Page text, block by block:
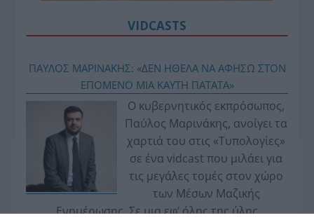
VIDCASTS
ΠΑΥΛΟΣ ΜΑΡΙΝΑΚΗΣ: «ΔΕΝ ΗΘΕΛΑ ΝΑ ΑΦΗΣΩ ΣΤΟΝ
ΕΠΟΜΕΝΟ ΜΙΑ ΚΑΥΤΗ ΠΑΤΑΤΑ»
Ο κυβερνητικός εκπρόσωπος,
Παύλος Μαρινάκης, ανοίγει τα
χαρτιά του στις «Τυπολογίες»
σε ένα vidcast που μιλάει για
τις μεγάλες τομές στον χώρο
των Μέσων Μαζικής
Ενημέρωσης. Σε μια εφ’ όλης της ύλης